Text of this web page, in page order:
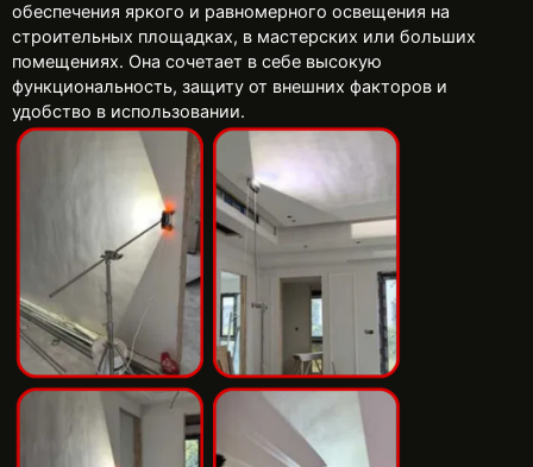
обеспечения яркого и равномерного освещения на
строительных площадках, в мастерских или больших
помещениях. Она сочетает в себе высокую
функциональность, защиту от внешних факторов и
удобство в использовании.